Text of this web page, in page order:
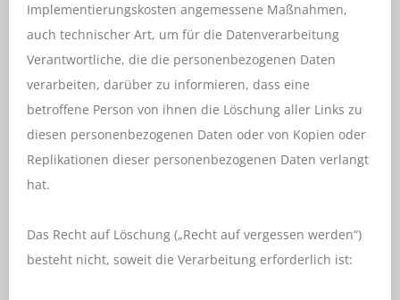
Implementierungskosten angemessene Maßnahmen,
auch technischer Art, um für die Datenverarbeitung
Verantwortliche, die die personenbezogenen Daten
verarbeiten, darüber zu informieren, dass eine
betroffene Person von ihnen die Löschung aller Links zu
diesen personenbezogenen Daten oder von Kopien oder
Replikationen dieser personenbezogenen Daten verlangt
hat.
Das Recht auf Löschung („Recht auf vergessen werden“)
besteht nicht, soweit die Verarbeitung erforderlich ist: